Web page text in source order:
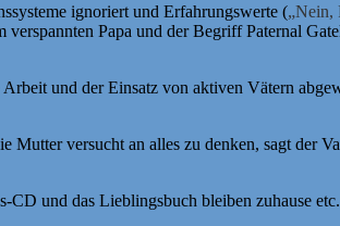
ignoriert und Erfahrungswerte („Nein,
Papa und der Begriff Paternal
und der Einsatz von aktiven Vätern
versucht an alles zu denken, sagt der
CD und das Lieblingsbuch bleiben zuhause etc.